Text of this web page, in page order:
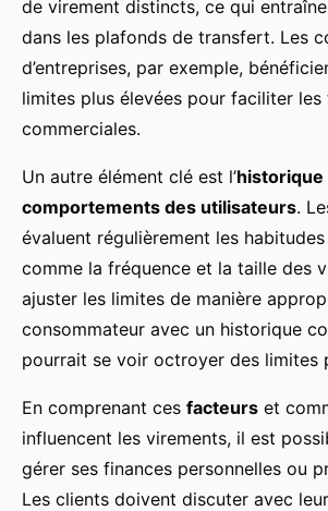
de virement distincts, ce qui
dans les plafonds de transfert. Les
d’entreprises, par exemple,
limites plus élevées pour faciliter les
commerciales.
Un autre élément clé est l’historique
comportements des utilisateurs.
évaluent régulièrement les
comme la fréquence et la taille des
ajuster les limites de manière
consommateur avec un historique
pourrait se voir octroyer des limites
En comprenant ces facteurs et
influencent les virements, il est
gérer ses finances personnelles ou
Les clients doivent discuter avec